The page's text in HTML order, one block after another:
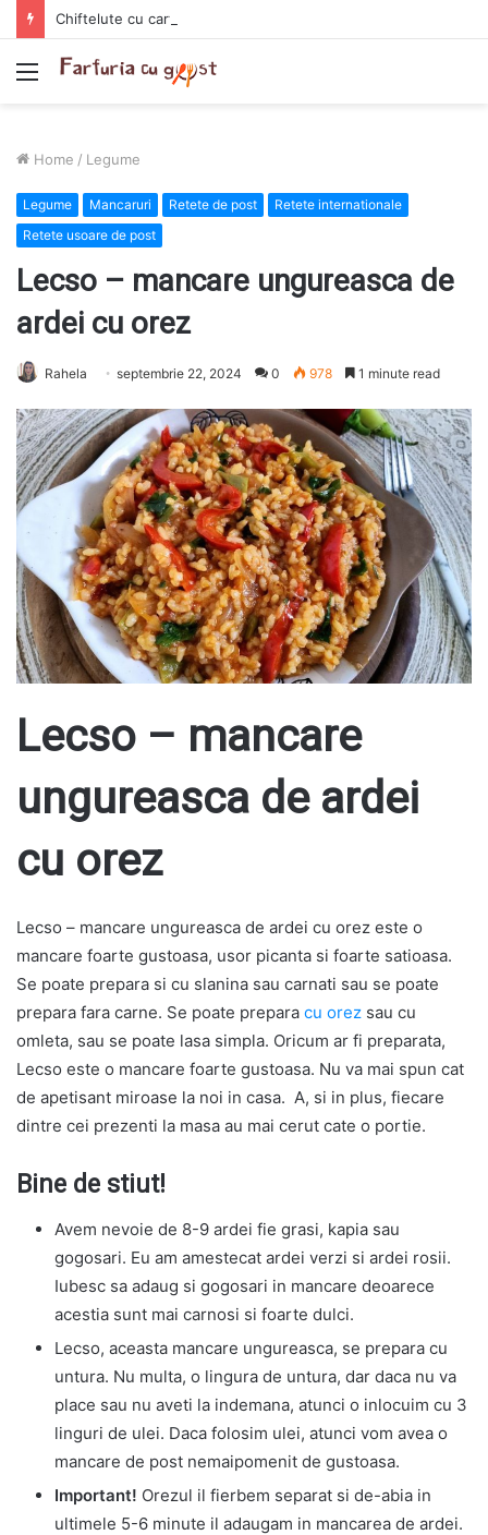
Chiftelute cu cartofi si smantana la cuptor
Menu
Home / Legume
Legume Mancaruri Retete de post
Retete internationale
Retete usoare de post
Lecso – mancare ungureasca de
ardei cu orez
Rahela septembrie 22, 2024 0 978 1 minute read
Lecso – mancare
ungureasca de ardei
cu orez
Lecso – mancare ungureasca de ardei cu orez este o
mancare foarte gustoasa, usor picanta si foarte satioasa.
Se poate prepara si cu slanina sau carnati sau se poate
prepara fara carne. Se poate prepara cu orez sau cu
omleta, sau se poate lasa simpla. Oricum ar fi preparata,
Lecso este o mancare foarte gustoasa. Nu va mai spun cat
de apetisant miroase la noi in casa. A, si in plus, fiecare
dintre cei prezenti la masa au mai cerut cate o portie.
Bine de stiut!
Avem nevoie de 8-9 ardei fie grasi, kapia sau
gogosari. Eu am amestecat ardei verzi si ardei rosii.
Iubesc sa adaug si gogosari in mancare deoarece
acestia sunt mai carnosi si foarte dulci.
Lecso, aceasta mancare ungureasca, se prepara cu
untura. Nu multa, o lingura de untura, dar daca nu va
place sau nu aveti la indemana, atunci o inlocuim cu 3
linguri de ulei. Daca folosim ulei, atunci vom avea o
mancare de post nemaipomenit de gustoasa.
Important! Orezul il fierbem separat si de-abia in
ultimele 5-6 minute il adaugam in mancarea de ardei.